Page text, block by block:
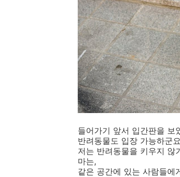
들어가기 앞서 입간판을 보
반려동물도 입장 가능하군
저는 반려동물을 키우지 않
마는,
같은 공간에 있는 사람들에